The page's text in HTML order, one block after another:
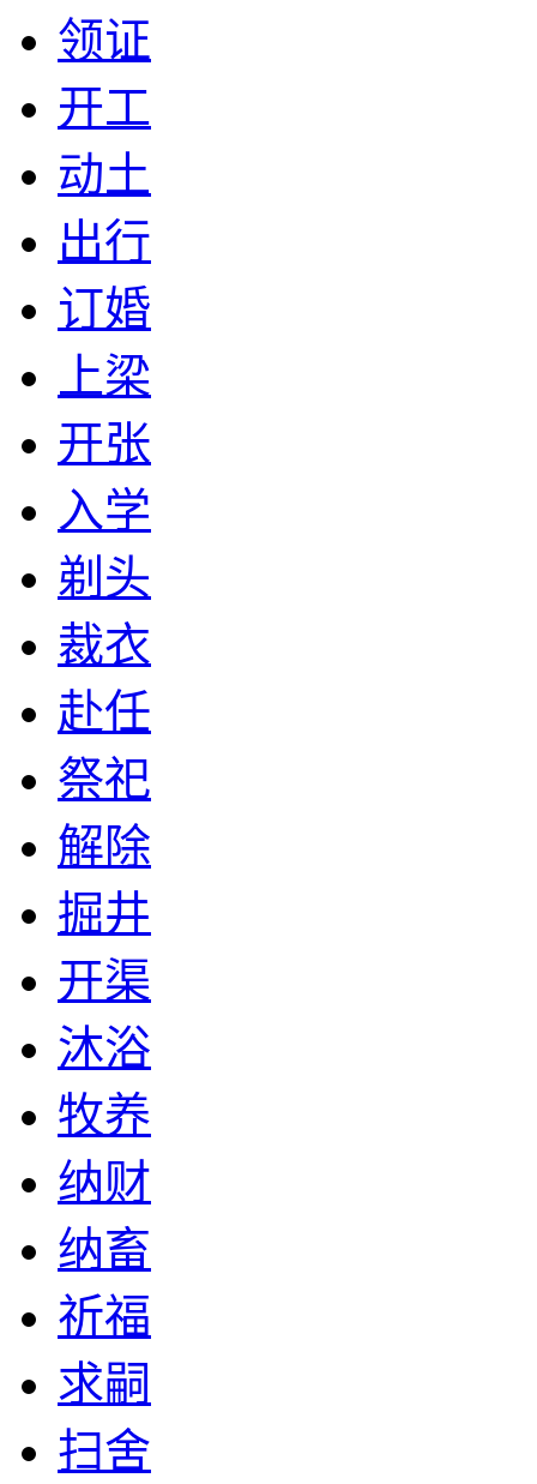
领证
开工
动土
出行
订婚
上梁
开张
入学
剃头
裁衣
赴任
祭祀
解除
掘井
开渠
沐浴
牧养
纳财
纳畜
祈福
求嗣
扫舍